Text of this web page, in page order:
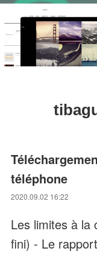
téléphone
2020.09.02 16:22
Les limites à la
fini) - Le